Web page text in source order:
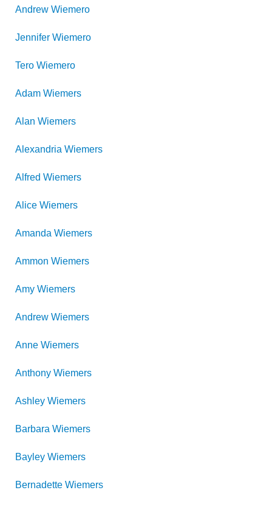
Andrew Wiemero
Jennifer Wiemero
Tero Wiemero
Adam Wiemers
Alan Wiemers
Alexandria Wiemers
Alfred Wiemers
Alice Wiemers
Amanda Wiemers
Ammon Wiemers
Amy Wiemers
Andrew Wiemers
Anne Wiemers
Anthony Wiemers
Ashley Wiemers
Barbara Wiemers
Bayley Wiemers
Bernadette Wiemers